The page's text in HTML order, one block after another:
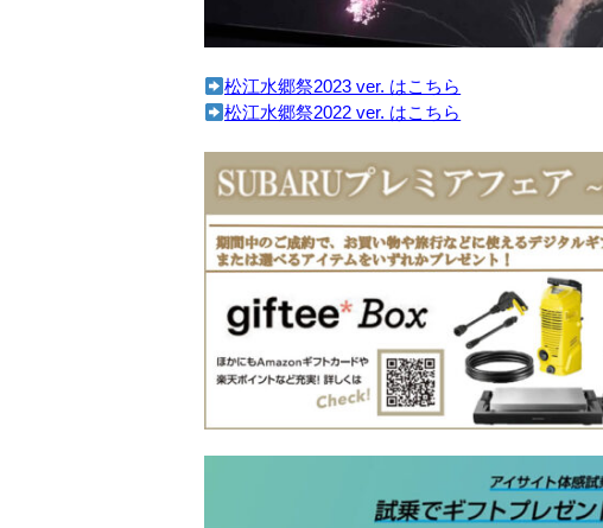
松江水郷祭2023 ver. はこちら
松江水郷祭2022 ver. はこちら